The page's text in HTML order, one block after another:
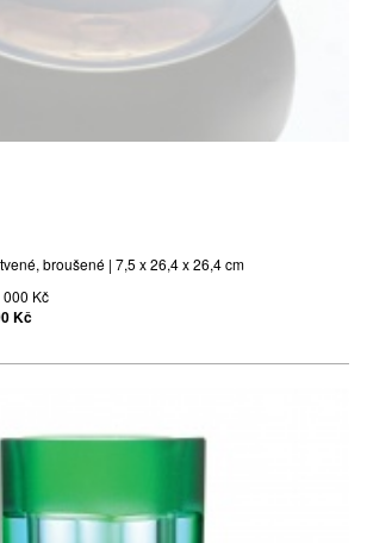
broušené | 7,5 x 26,4 x 26,4 cm
000 Kč
Kč